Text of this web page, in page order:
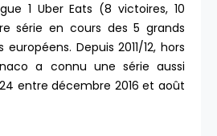
1 Uber Eats (8 victoires, 10
série en cours des 5 grands
Depuis 2011/12, hors
a connu une série aussi
entre décembre 2016 et août